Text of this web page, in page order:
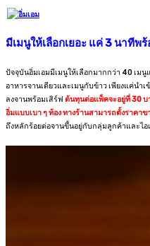
มีเมนูให้เลือกเยอะ แค่ 3นาทีพร้
ปัจจุบันอิ่มเอมมีเมนูให้เลือกมากกว่า 40 เม
อาหารจานเดียวและเมนูกับข้าว เพียงแค่นำ
ลงจานพร้อมเสิร์ฟ ต้นทุนต่อแพ็คจะอยู่ที่ 30
อิ่มแบบเบา ๆ ท้อง ทางร้านสามารถตั้งราคา
ถึงหลักร้อยต่อจานขึ้นอยู่กับกลุ่มลูกค้าและไอ